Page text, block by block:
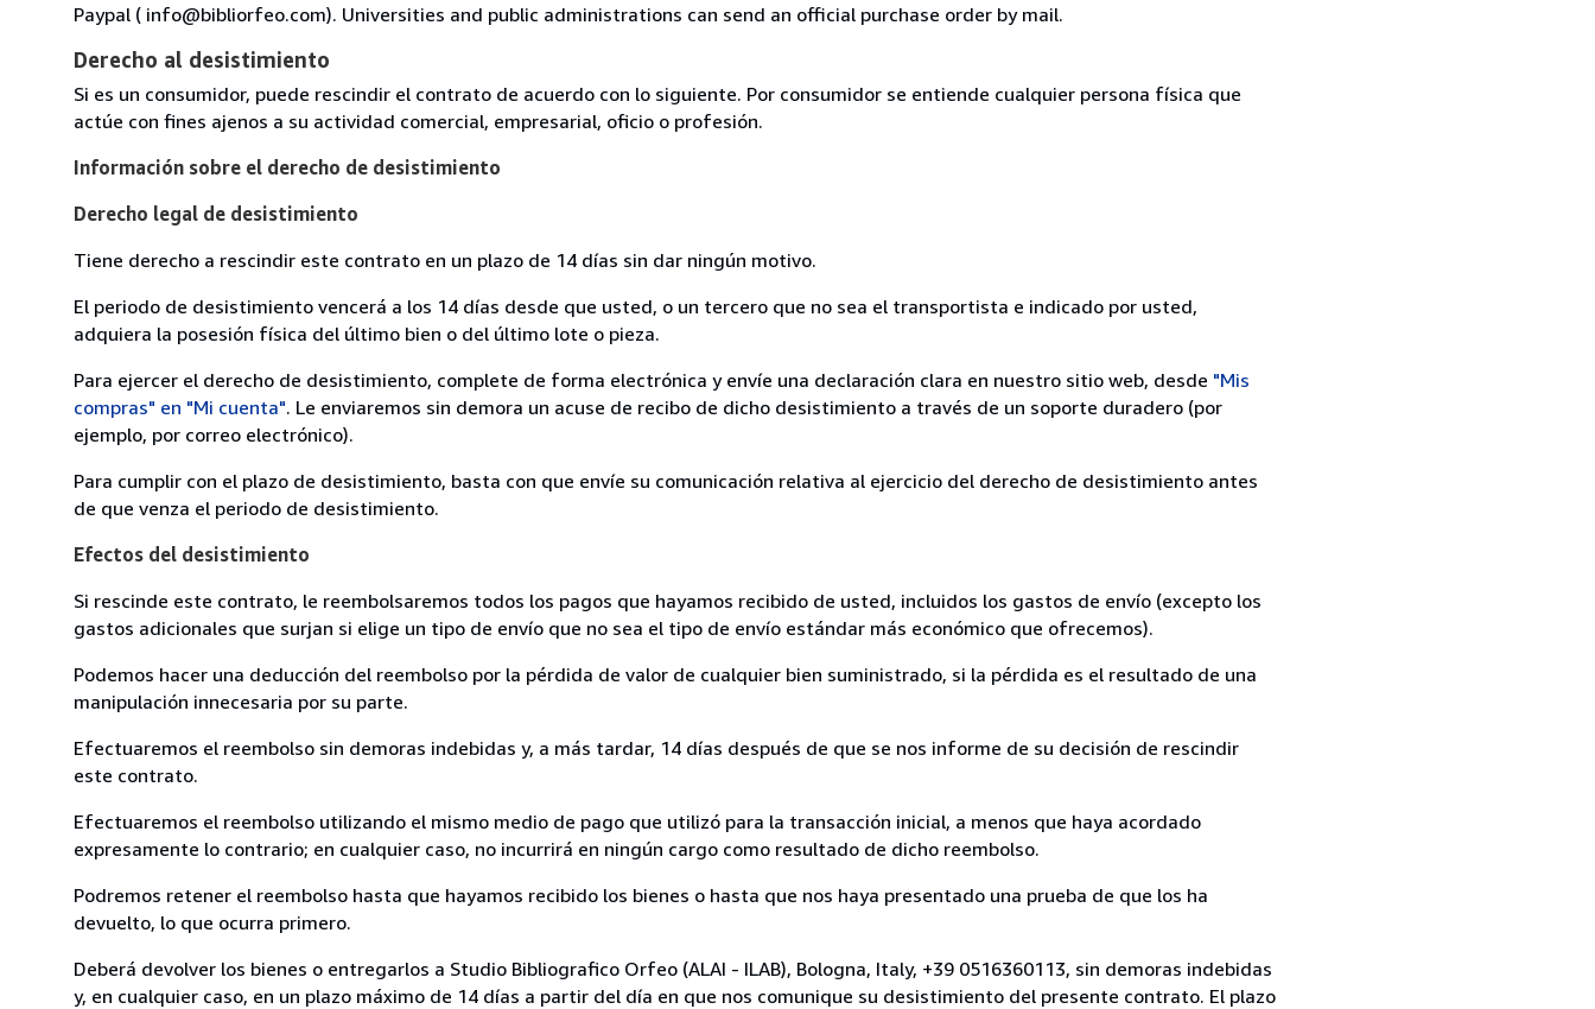
Paypal ( info@bibliorfeo.com). Universities and public administrations can send an official purchase order by mail.
Derecho al desistimiento
Si es un consumidor, puede rescindir el contrato de acuerdo con lo siguiente. Por consumidor se entiende cualquier persona física que
actúe con fines ajenos a su actividad comercial, empresarial, oficio o profesión.
Información sobre el derecho de desistimiento
Derecho legal de desistimiento
Tiene derecho a rescindir este contrato en un plazo de 14 días sin dar ningún motivo.
El periodo de desistimiento vencerá a los 14 días desde que usted, o un tercero que no sea el transportista e indicado por usted,
adquiera la posesión física del último bien o del último lote o pieza.
Para ejercer el derecho de desistimiento, complete de forma electrónica y envíe una declaración clara en nuestro sitio web, desde "Mis
compras" en "Mi cuenta". Le enviaremos sin demora un acuse de recibo de dicho desistimiento a través de un soporte duradero (por
ejemplo, por correo electrónico).
Para cumplir con el plazo de desistimiento, basta con que envíe su comunicación relativa al ejercicio del derecho de desistimiento antes
de que venza el periodo de desistimiento.
Efectos del desistimiento
Si rescinde este contrato, le reembolsaremos todos los pagos que hayamos recibido de usted, incluidos los gastos de envío (excepto los
gastos adicionales que surjan si elige un tipo de envío que no sea el tipo de envío estándar más económico que ofrecemos).
Podemos hacer una deducción del reembolso por la pérdida de valor de cualquier bien suministrado, si la pérdida es el resultado de una
manipulación innecesaria por su parte.
Efectuaremos el reembolso sin demoras indebidas y, a más tardar, 14 días después de que se nos informe de su decisión de rescindir
este contrato.
Efectuaremos el reembolso utilizando el mismo medio de pago que utilizó para la transacción inicial, a menos que haya acordado
expresamente lo contrario; en cualquier caso, no incurrirá en ningún cargo como resultado de dicho reembolso.
Podremos retener el reembolso hasta que hayamos recibido los bienes o hasta que nos haya presentado una prueba de que los ha
devuelto, lo que ocurra primero.
Deberá devolver los bienes o entregarlos a Studio Bibliografico Orfeo (ALAI - ILAB), Bologna, Italy, +39 0516360113, sin demoras indebidas
y, en cualquier caso, en un plazo máximo de 14 días a partir del día en que nos comunique su desistimiento del presente contrato. El plazo